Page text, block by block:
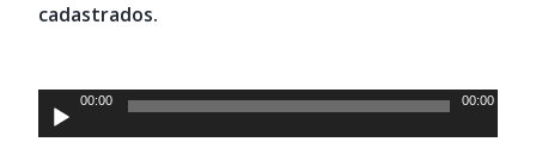
cadastrados.
Tocador
de
00:00 00:00